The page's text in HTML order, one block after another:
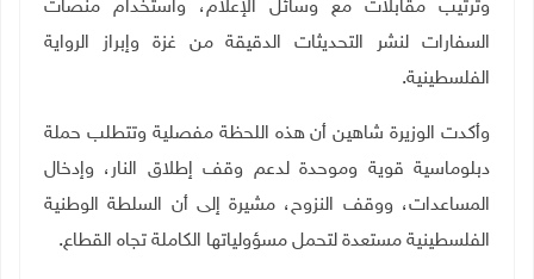
وترتيب مقابلات مع وسائل الإعلام، واستخدام منصات
السفارات لنشر التحديثات الدقيقة من غزة وإبراز الرواية
الفلسطينية.
وأكدت الوزيرة شاهين أن هذه اللحظة مفصلية وتتطلب حملة
دبلوماسية قوية وموحدة لدعم وقف إطلاق النار، وإدخال
المساعدات، ووقف النزوح، مشيرة إلى أن السلطة الوطنية
الفلسطينية مستعدة لتحمل مسؤولياتها الكاملة تجاه القطاع.